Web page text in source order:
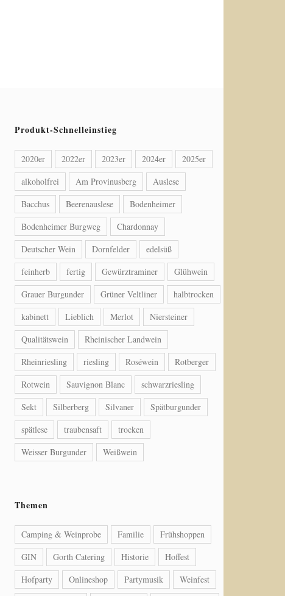
Produkt-Schnelleinstieg
2020er 2022er 2023er 2024er
2025er
alkoholfrei
Am Provinusberg
Auslese
Bacchus
Beerenauslese
Bodenheimer
Bodenheimer Burgweg
Chardonnay
Deutscher Wein
Dornfelder
edelsüß
feinherb
fertig Gewürztraminer
Glühwein
Grauer Burgunder
Grüner Veltliner
halbtrocken
kabinett
Lieblich Merlot
Niersteiner
Qualitätswein
Rheinischer Landwein
Rheinriesling
riesling Roséwein
Rotberger
Rotwein
Sauvignon Blanc
schwarzriesling
Sekt
Silberberg Silvaner
Spätburgunder
spätlese
traubensaft
trocken
Weisser Burgunder
Weißwein
Themen
Camping & Weinprobe Familie
Frühshoppen
GIN
Gorth Catering Historie
Hoffest
Hofparty
Onlineshop Partymusik Weinfest